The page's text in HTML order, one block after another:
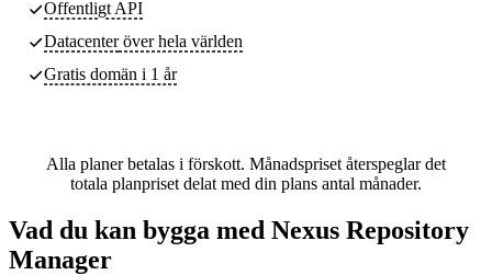
Offentligt API
Datacenteröver hela världen
Gratis domän i 1 år
Alla planer betalas i förskott. Månadspriset återspeglar det
totala planpriset delat med din plans antal månader.
Vad du kan bygga med Nexus Repository
Manager